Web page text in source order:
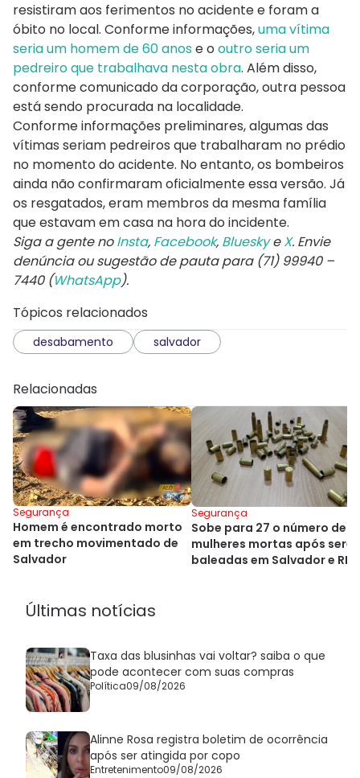
resistiram aos ferimentos no acidente e foram a
óbito no local. Conforme informações,uma vítima
seria um homem de 60 anose o outro seria um
pedreiro que trabalhava nesta obra. Além disso,
conforme comunicado da corporação, outra pessoa
está sendo procurada na localidade.
Conforme informações preliminares, algumas das
vítimas seriam pedreiros que trabalharam no prédio
no momento do acidente. No entanto, os bombeiros
ainda não confirmaram oficialmente essa versão. Já
os resgatados, eram membros da mesma família
que estavam em casa na hora do incidente.
Siga a gente noInsta, Facebook, BlueskyeX. Envie
denúncia ou sugestão de pauta para (71) 99940 –
7440 (WhatsApp).
Tópicos relacionados
desabamento salvador
Relacionadas
Segurança
Homem é encontrado morto
em trecho movimentado de
Salvador
Segurança
Sobe para 27 o número de
mulheres mortas após
baleadas em Salvador e
Últimas notícias
Taxa das blusinhas vai voltar? saiba o que
pode acontecer com suas compras
Política09/08/2026
Alinne Rosa registra boletim de ocorrência
após ser atingida por copo
Entretenimento09/08/2026